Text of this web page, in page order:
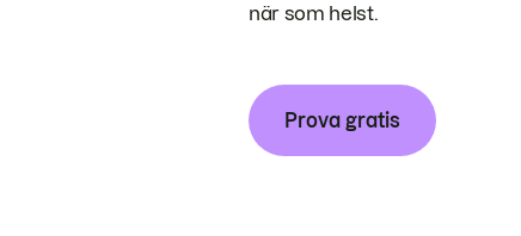
när som helst.
Prova gratis